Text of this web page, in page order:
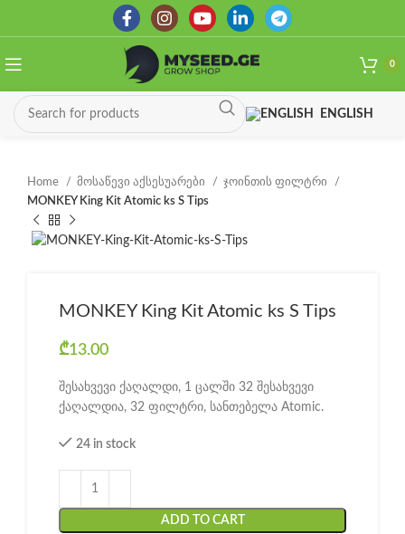
0
ENGLISH
Home მოსაწევი აქსესუარები
ჯოინთის ფილტრი
MONKEY King Kit Atomic ks S Tips
MONKEY King Kit Atomic ks S Tips
₾13.00
შესახვევი ქაღალდი, 1 ცალში 32 შესახვევი
ქაღალდია, 32 ფილტრი, სანთებელა Atomic.
24 in stock
ADD TO CART